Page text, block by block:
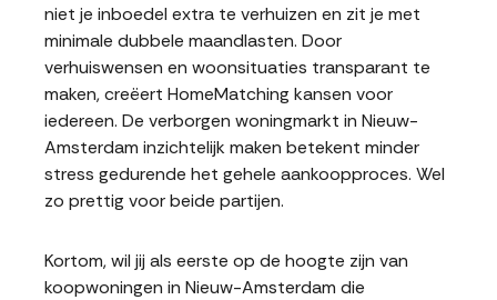
niet je inboedel extra te verhuizen en zit je met
minimale dubbele maandlasten. Door
verhuiswensen en woonsituaties transparant te
maken, creëert HomeMatching kansen voor
iedereen. De verborgen woningmarkt in Nieuw-
Amsterdam inzichtelijk maken betekent minder
stress gedurende het gehele aankoopproces. Wel
zo prettig voor beide partijen.
Kortom, wil jij als eerste op de hoogte zijn van
koopwoningen in Nieuw-Amsterdam die